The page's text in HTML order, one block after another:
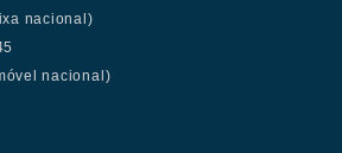
nacional)
nacional)